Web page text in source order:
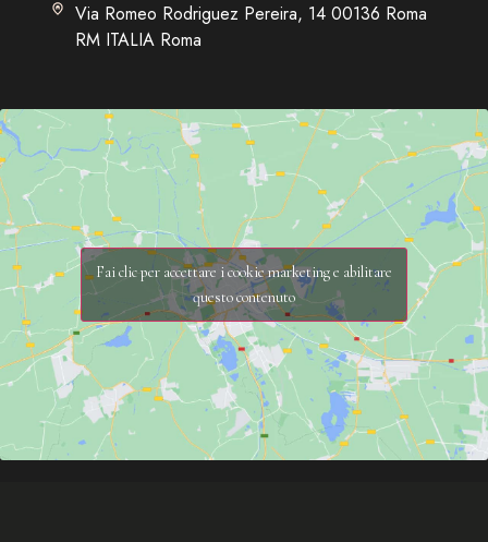
Via Romeo Rodriguez Pereira, 14 00136 Roma
RM ITALIA Roma
Fai clic per accettare i cookie marketing e abilitare
questo contenuto